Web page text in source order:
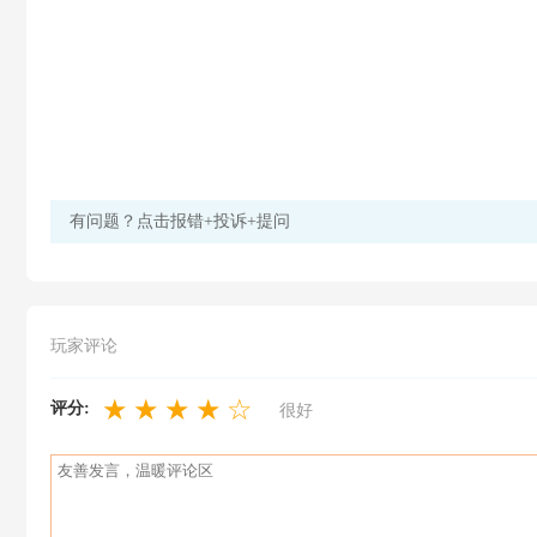
有问题？点击报错+投诉+提问
玩家评论
评分: ★ ★ ★ ★ ☆ 很好